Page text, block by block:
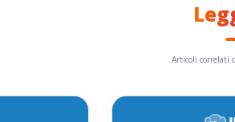
Articoli correlati